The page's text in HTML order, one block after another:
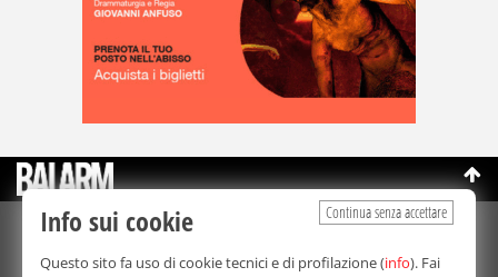
©Copyright 2003-2026
Bmedia Srl
- P.IVA 07064240828
Continua senza accettare
Info sui cookie
Questo sito fa uso di cookie tecnici e di profilazione (info). Fai